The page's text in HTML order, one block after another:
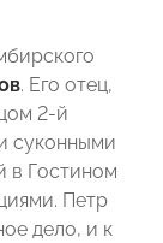
. Его отец,
2-й
суконными
в Гостином
Петр
дело, и к